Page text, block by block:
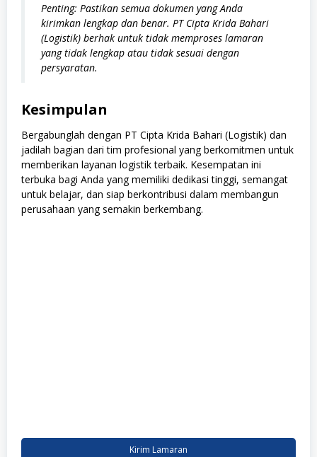
Penting: Pastikan semua dokumen yang Anda
kirimkan lengkap dan benar. PT Cipta Krida Bahari
(Logistik) berhak untuk tidak memproses lamaran
yang tidak lengkap atau tidak sesuai dengan
persyaratan.
Kesimpulan
Bergabunglah dengan PT Cipta Krida Bahari (Logistik) dan
jadilah bagian dari tim profesional yang berkomitmen untuk
memberikan layanan logistik terbaik. Kesempatan ini
terbuka bagi Anda yang memiliki dedikasi tinggi, semangat
untuk belajar, dan siap berkontribusi dalam membangun
perusahaan yang semakin berkembang.
Kirim Lamaran